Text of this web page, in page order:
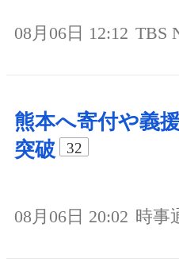
08月06日 12:12 TBS
熊本へ寄付や義
突破
32
08月06日 20:02 時事